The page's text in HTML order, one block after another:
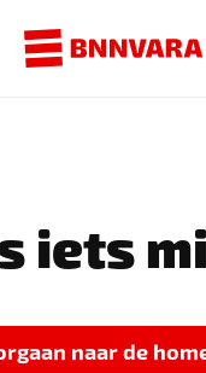
iets
naar de